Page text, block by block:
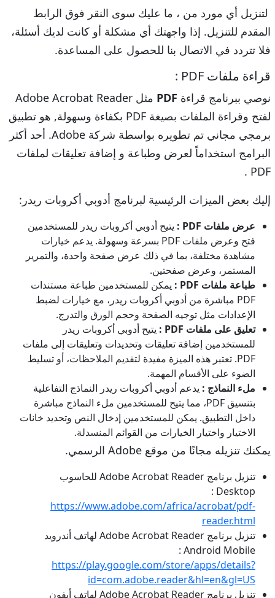
لتنزيل أي مورد من ، ما عليك سوى النقر فوق الرابط
المقدم للتنزيل. إذا واجهتك أي مشكلة أو كانت لديك أسئلة،
فلا تتردد في الاتصال بنا للحصول على المساعدة.
قراءة ملفات PDF :
نوصي ببرنامج قراءة PDF
مثل Adobe Acrobat Reader
لفتح وقراءة الملفات بصيغة PDF بكفاءة وسهولة, هو تطبيق
برمجي مجاني تم تطويره بواسطة شركة Adobe. أحد أكثر
البرامج استخداماً لعرض وطباعة و إضافة تعليقات لملفات
PDF .
إليك بعض الميزات الرئيسية لبرنامج أدوبي أكروبات ريدر:
عرض ملفات PDF :
يتيح أدوبي أكروبات ريدر للمستخدمين
فتح وعرض ملفات PDF بسرعة وسهولة. يدعم خيارات
مشاهدة مختلفة، بما في ذلك عرض صفحة واحدة، والتمرير
المستمر، وعرض صفحتين.
طباعة ملفات PDF :
يمكن للمستخدمين طباعة مستندات
PDF مباشرة من أدوبي أكروبات ريدر، مع خيارات لضبط
الإعدادات مثل توجيه الصفحة وحجم الورق والتدرج.
تعليق على ملفات PDF :
يتيح أدوبي أكروبات ريدر
للمستخدمين إضافة تعليقات وتحديدات وتعليقات إلى ملفات
PDF. تعتبر هذه الميزة مفيدة لتقديم الملاحظات، أو تسليط
الضوء على الأقسام المهمة.
ملء النماذج : يدعم أدوبي أكروبات ريدر النماذج التفاعلية
بتنسيق PDF، مما يتيح للمستخدمين ملء النماذج مباشرة
داخل التطبيق. يمكن للمستخدمين إدخال النص وتحديد خانات
الاختيار واختيار الخيارات من القوائم المنسدلة.
يمكنك تنزيله مجانًا من موقع Adobe الرسمي.
تنزيل برنامج Adobe Acrobat Reader للحاسوب
Desktop :
https://www.adobe.com/africa/acrobat/pdf-
reader.html
تنزيل برنامج Adobe Acrobat Reader لهاتف أندرويد
Android Mobile :
https://play.google.com/store/apps/details?
id=com.adobe.reader&hl=en&gl=US
تنزيل برنامج Adobe Acrobat Reader لهاتف أيفون